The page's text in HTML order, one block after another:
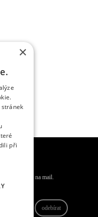
doručíme na mail.
odebírat
×
při